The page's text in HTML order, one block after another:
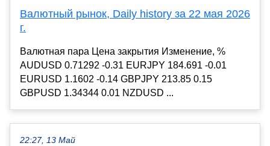
Валютный рынок, Daily history за 22 мая 2026
г.
Валютная пара Цена закрытия Изменение, %
AUDUSD 0.71292 -0.31 EURJPY 184.691 -0.01
EURUSD 1.1602 -0.14 GBPJPY 213.85 0.15
GBPUSD 1.34344 0.01 NZDUSD ...
22:27, 13 Май